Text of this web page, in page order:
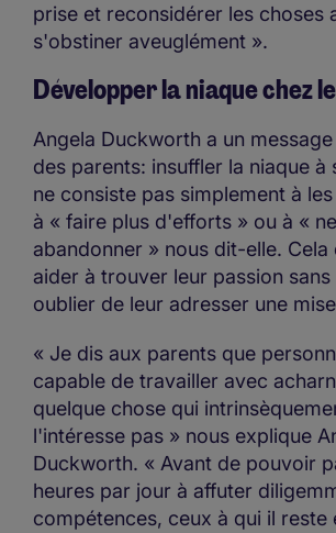
prise et reconsidérer les choses
s'obstiner aveuglément ».
Développer la niaque chez
Angela Duckworth a un
des parents: insuffler la niaque à
ne consiste pas simplement à
à « faire plus d'efforts » ou à «
abandonner » nous dit-elle. Cela
aider à trouver leur passion
oublier de leur adresser une
« Je dis aux parents que
capable de travailler avec
quelque chose qui
l'intéresse pas » nous explique
Duckworth. « Avant de pouvoir
heures par jour à affuter
compétences, ceux à qui il reste